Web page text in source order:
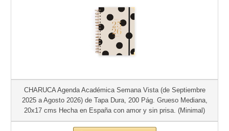
CHARUCA Agenda Académica Semana Vista (de Septiembre
2025 a Agosto 2026) de Tapa Dura, 200 Pág. Grueso Mediana,
20x17 cms Hecha en España con amor y sin prisa. (Minimal)